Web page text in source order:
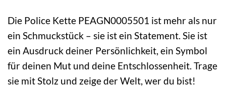
Die Police Kette PEAGN0005501 ist mehr als nur
ein Schmuckstück – sie ist ein Statement. Sie ist
ein Ausdruck deiner Persönlichkeit, ein Symbol
für deinen Mut und deine Entschlossenheit. Trage
sie mit Stolz und zeige der Welt, wer du bist!